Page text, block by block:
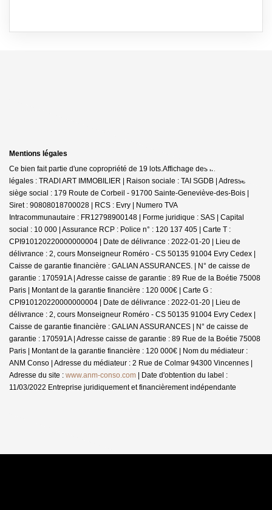
Mentions légales
Ce bien fait partie d'une copropriété de 19 lots.Affichage des informations
légales : TRADI ART IMMOBILIER | Raison sociale : TAI SGDB | Adresse
siège social : 179 Route de Corbeil - 91700 Sainte-Geneviève-des-Bois |
Siret : 90808018700028 | RCS : Evry | Numero TVA
Intracommunautaire : FR12798900148 | Forme juridique : SAS | Capital
social : 10 000 | Assurance RCP : Police n° : 120 137 405 | Carte T :
CPI910120220000000004 | Date de délivrance : 2022-01-20 | Lieu de
délivrance : 2, cours Monseigneur Roméro - CS 50135 91004 Evry Cedex |
Caisse de garantie financière : GALIAN ASSURANCES. | N° de caisse de
garantie : 170591A | Adresse caisse de garantie : 89 Rue de la Boétie 75008
Paris | Montant de la garantie financière : 120 000€ | Carte G :
CPI910120220000000004 | Date de délivrance : 2022-01-20 | Lieu de
délivrance : 2, cours Monseigneur Roméro - CS 50135 91004 Evry Cedex |
Caisse de garantie financière : GALIAN ASSURANCES | N° de caisse de
garantie : 170591A | Adresse caisse de garantie : 89 Rue de la Boétie 75008
Paris | Montant de la garantie financière : 120 000€ | Nom du médiateur :
ANM Conso | Adresse du médiateur : 2 Rue de Colmar 94300 Vincennes |
Adresse du site : www.anm-conso.com | Date d'obtention du label :
11/03/2022 Entreprise juridiquement et financièrement indépendante